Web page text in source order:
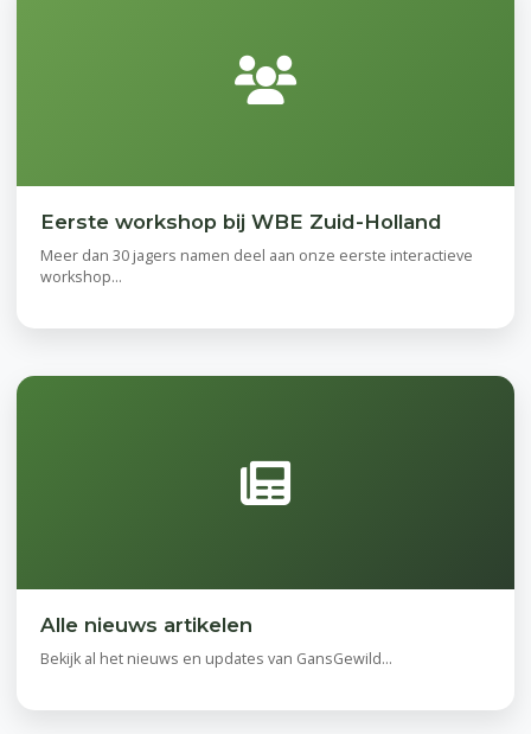
Eerste workshop bij WBE Zuid-Holland
Meer dan 30 jagers namen deel aan onze eerste interactieve
workshop...
Alle nieuws artikelen
Bekijk al het nieuws en updates van GansGewild...